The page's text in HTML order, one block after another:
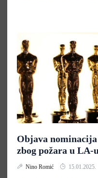
Objava nominacija
zbog požara u LA-u
Nino Romić 15.01.2025.